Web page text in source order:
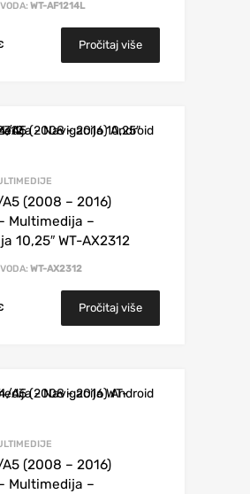
WT-AF1214L
Pročitaj više
(2008 – 2016)
Multimedija –
10,25″ WT-AX2312
WT-AX2312
Pročitaj više
(2008 – 2016)
Multimedija –